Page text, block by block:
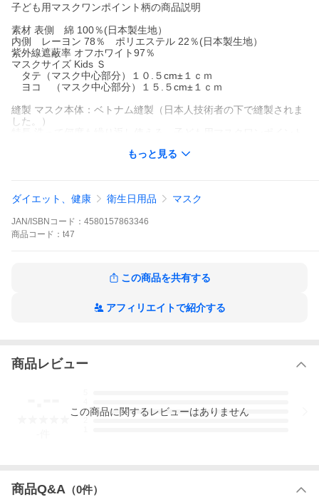
子ども用マスクワンポイント柄の商品説明
素材 表側 綿 100％(日本製生地）
内側 レーヨン 78％ ポリエステル 22％(日本製生地）
紫外線遮蔽率 オフホワイト97％
マスクサイズ Kids Ｓ
タテ（マスク中心部分）１０.５cm±１ｃｍ
ヨコ （マスク中心部分）１５.５cm±１ｃｍ
縫製 マスク本体：ベトナム縫製（日本人技術者の下で縫製されま
した。）
ワンポイント柄は洗っても柄は消えません。手作りのため、小
耳にかける、テープは繰り返し洗濯をしても劣化しにくく、長時
ツーヨンのデザインマスクは使い捨てでなく、布製ですからハン
カチのように、洗って繰り返し使える・環境対応型エコマスクで
もっと見る
ダイエット、健康 衛生日用品 マスク
JAN/ISBNコード： 4580157863346
商品 コード： t47
この商品を共有する
アフィリエイトで紹介する
商品レビュー
3
この商品に関するレビューはありません
商品Q&A （0件）